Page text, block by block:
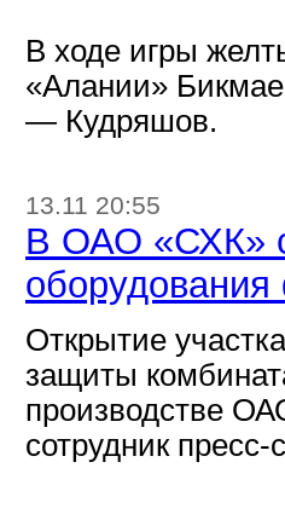
В ходе игры
«Алании»
— Кудряшов.
13.11 20:55
В ОАО «СХК»
Открытие
защиты
производстве
сотрудник